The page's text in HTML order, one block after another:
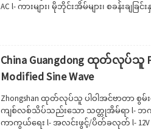
AC l- ကားများ၊ မိုဘိုင်းအိမ်များ၊ စခန်းချ
https://www.pacopower.com/uploads/
China Guangdong ထုတ်လုပ်သူ
Modified Sine Wave
Zhongshan ထုတ်လုပ်သူ ပါဝါအင်ဗာတာ စွမ်း
ကျစ်လစ်သိပ်သည်းသော သတ္တုအိမ်ရာ l- ဘက်ထ
ကာကွယ်ရေး l- အလင်းဖွင့်/ပိတ်ခလုတ် l- 12V DC